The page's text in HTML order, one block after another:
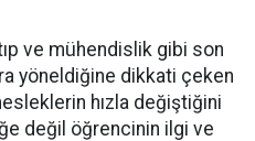
ve mühendislik gibi son
yöneldiğine dikkati çeken
hızla değiştiğini
değil öğrencinin ilgi ve